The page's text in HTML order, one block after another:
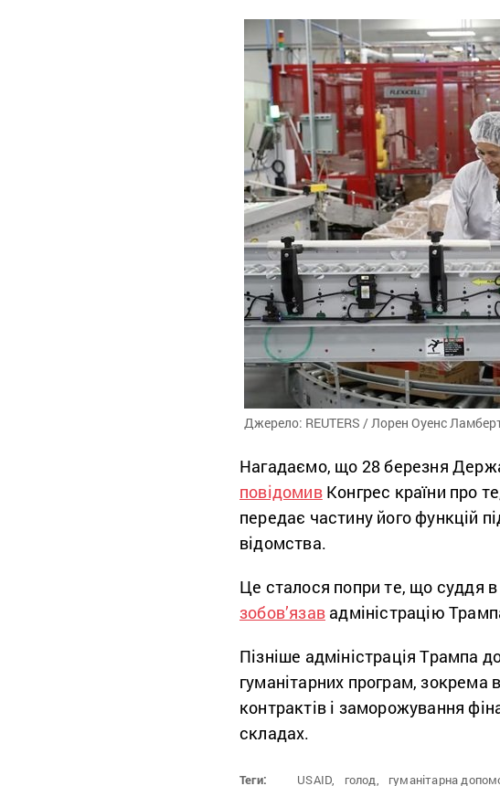
Джерело: REUTERS / Лорен Оуенс
Нагадаємо, що 28 березня
повідомивКонгрес країни про
передає частину його функцій
відомства.
Це сталося попри те, що суддя
зобов’язав адміністрацію
Пізніше адміністрація Трампа
гуманітарних програм, зокрема
контрактів і заморожування
складах.
Теги: USAID, голод, гуманітарна